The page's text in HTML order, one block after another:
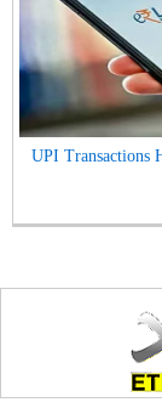
UPI Transactions